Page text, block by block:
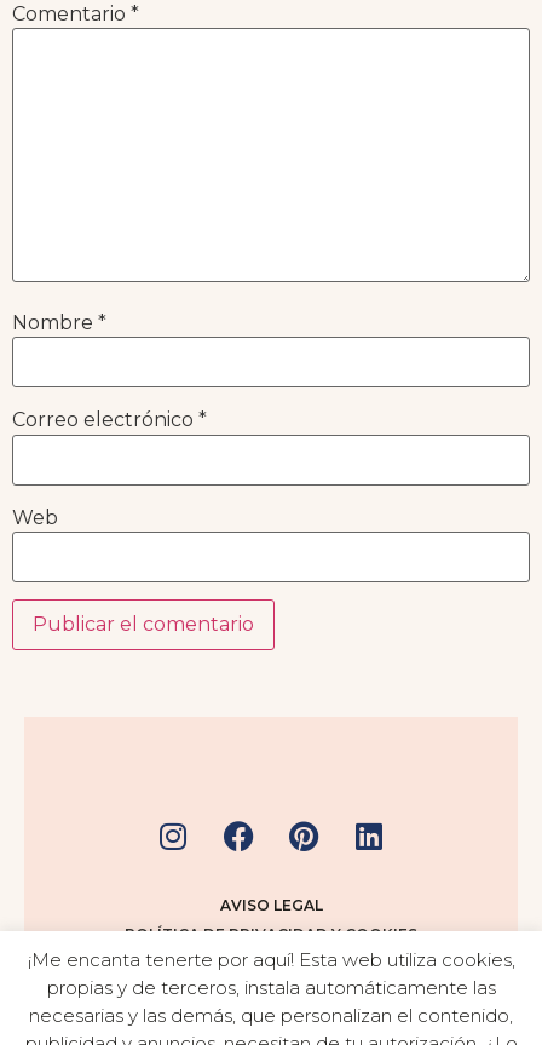
Comentario *
Nombre *
Correo electrónico *
Web
AVISO LEGAL
POLÍTICA DE PRIVACIDAD Y COOKIES
TÉRMINOS Y CONDICIONES
¡Me encanta tenerte por aquí! Esta web utiliza cookies,
propias y de terceros, instala automáticamente las
necesarias y las demás, que personalizan el contenido,